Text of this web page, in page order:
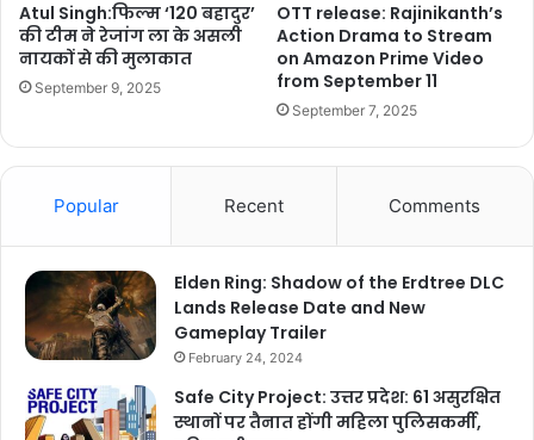
Atul Singh:फिल्म ‘120 बहादुर’
की टीम ने रेजांग ला के असली
नायकों से की मुलाकात
September 9, 2025
OTT release: Rajinikanth’s
Action Drama to Stream
on Amazon Prime Video
from September 11
September 7, 2025
Popular Recent Comments
Elden Ring: Shadow of the Erdtree DLC
Lands Release Date and New
Gameplay Trailer
February 24, 2024
Safe City Project: उत्तर प्रदेश: 61 असुरक्षित
स्थानों पर तैनात होंगी महिला पुलिसकर्मी,